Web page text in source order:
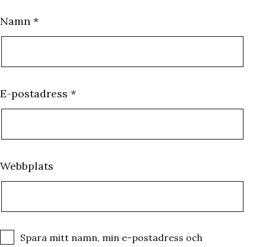
Namn *
E-postadress *
Webbplats
Spara mitt namn, min e-postadress och